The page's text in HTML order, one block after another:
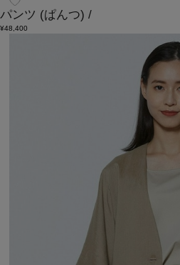
パンツ (ぱんつ) /
¥48,400